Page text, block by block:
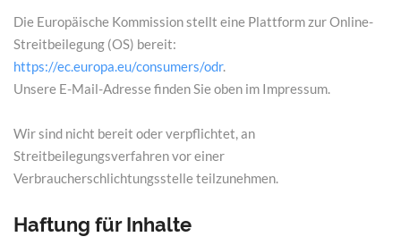
Die Europäische Kommission stellt eine Plattform zur Online-
Streitbeilegung (OS) bereit:
https://ec.europa.eu/consumers/odr.
Unsere E-Mail-Adresse finden Sie oben im Impressum.
Wir sind nicht bereit oder verpflichtet, an
Streitbeilegungsverfahren vor einer
Verbraucherschlichtungsstelle teilzunehmen.
Haftung für Inhalte